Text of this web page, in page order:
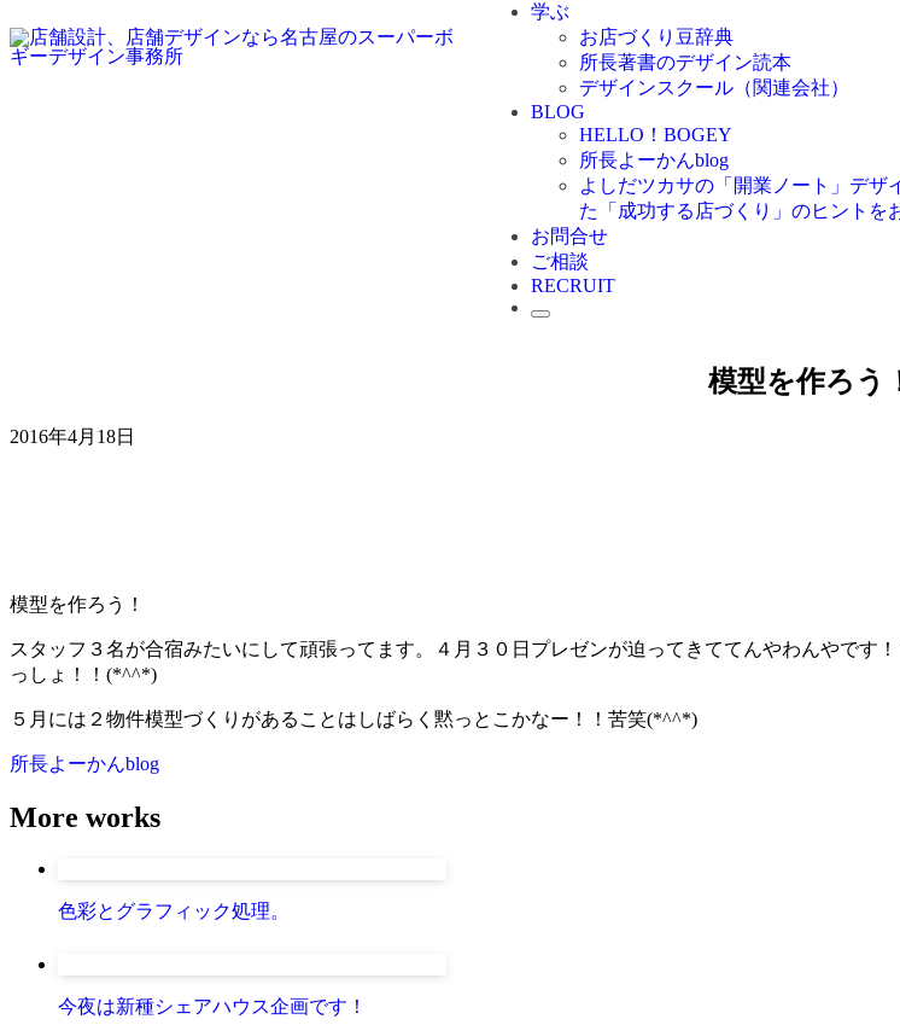
学ぶ
お店づくり豆辞典
所長著書のデザイン読本
デザインスクール（関連会社）
BLOG
HELLO！BOGEY
所長よーかんblog
よしだツカサの「開業ノート」 デザ
た「成功する店づくり」のヒントを
お問合せ
ご相談
RECRUIT
模型を作ろう
2016年4月18日
模型を作ろう！
スタッフ３名が合宿みたいにして頑張ってます。４月３０日プレゼンが迫ってきててんやわんやです
っしょ！！(*^^*)
５月には２物件模型づくりがあることはしばらく黙っとこかなー！！苦笑(*^^*)
所長よーかんblog
More works
色彩とグラフィック処理。
今夜は新種シェアハウス企画です！